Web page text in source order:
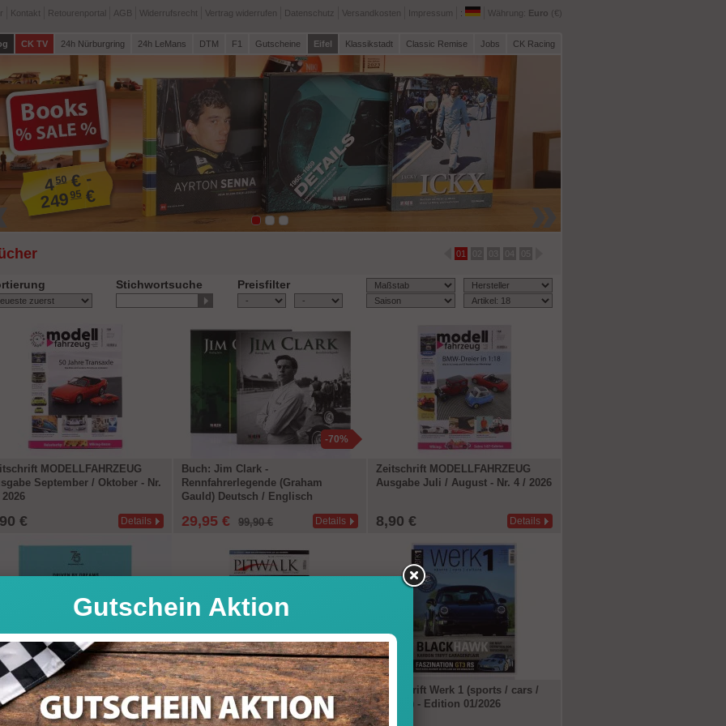
Kontakt Retourenportal AGB Widerrufsrecht Vertrag widerrufen Datenschutz Versandkosten Impressum : Währung: Euro (€)
CK TV 24h Nürburgring 24h LeMans DTM F1 Gutscheine Eifel Klassikstadt Classic Remise Jobs CK Racing
1295 € -
5995 €
01
Stichwortsuche Preisfilter
MODELLFAHRZEUG
September / Oktober - Nr.
€ Details
-70%
Buch: Jim Clark -
Rennfahrerlegende (Graham
Gauld) Deutsch / Englisch
29,95 € 99,90 € Details
Zeitschrift MODELLFAHRZEUG
Ausgabe Juli / August - Nr. 4 / 2026
8,90 € Details
-67%
75 Jahre Porsche
- Driven by Dreams
PITWALK - Racer's finest /
Motorsport-Magazin Ausgabe Nr.
84
Zeitschrift Werk 1 (sports / cars /
culture) - Edition 01/2026
Gutschein Aktion